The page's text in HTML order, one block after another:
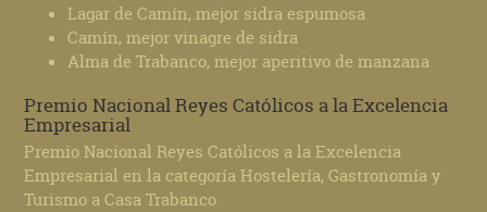
Lagar de Camín, mejor sidra espumosa
Camín, mejor vinagre de sidra
Alma de Trabanco, mejor aperitivo de manzana
Premio Nacional Reyes Católicos a la Excelencia
Empresarial
Premio Nacional Reyes Católicos a la Excelencia
Empresarial en la categoría Hostelería, Gastronomía y
Turismo a Casa Trabanco